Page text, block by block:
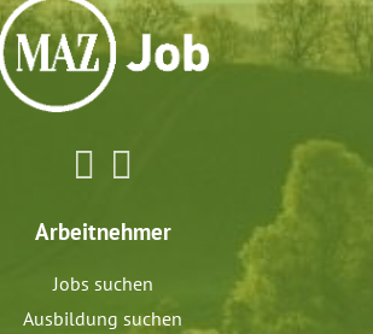
Arbeitnehmer
Jobs suchen
Ausbildung suchen